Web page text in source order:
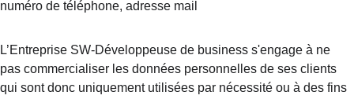
numéro de téléphone, adresse mail
L’Entreprise SW-Développeuse de business s'engage à ne
pas commercialiser les données personnelles de ses clients
qui sont donc uniquement utilisées par nécessité ou à des fins